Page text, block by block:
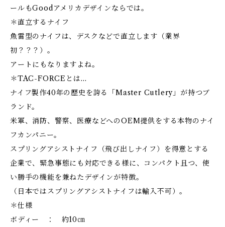
ールもGoodアメリカデザインならでは。
＊直立するナイフ
魚雷型のナイフは、デスクなどで直立します（業界
初？？？）。
アートにもなりますよね。
＊TAC-FORCEとは…
ナイフ製作40年の歴史を誇る「Master Cutlery」が持つブ
ランド。
米軍、消防、警察、医療などへのOEM提供をする本物のナイ
フカンパニー。
スプリングアシストナイフ（飛び出しナイフ）を得意とする
企業で、緊急事態にも対応できる様に、コンパクト且つ、使
い勝手の機能を兼ねたデザインが特徴。
（日本ではスプリングアシストナイフは輸入不可）。
＊仕様
ボディー ： 約10㎝